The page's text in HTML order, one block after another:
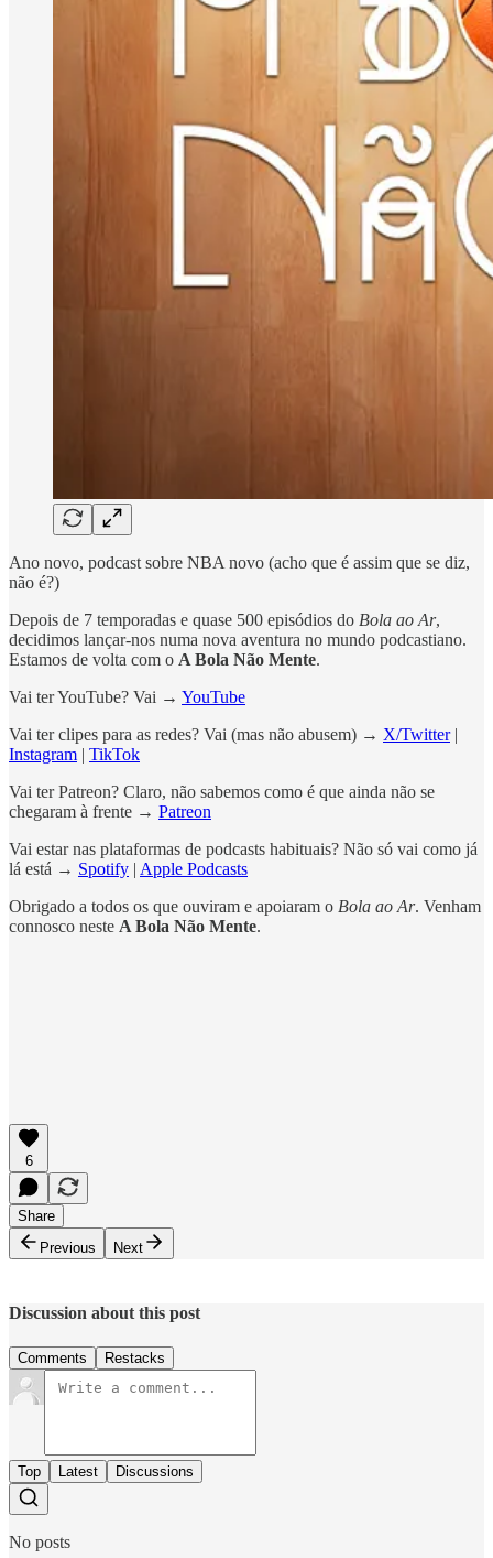
Ano novo, podcast sobre NBA novo (acho que é assim que se diz,
não é?)
Depois de 7 temporadas e quase 500 episódios do Bola ao Ar,
decidimos lançar-nos numa nova aventura no mundo podcastiano.
Estamos de volta com o A Bola Não Mente.
Vai ter YouTube? Vai → YouTube
Vai ter clipes para as redes? Vai (mas não abusem) → X/Twitter|
Instagram | TikTok
Vai ter Patreon? Claro, não sabemos como é que ainda não se
chegaram à frente → Patreon
Vai estar nas plataformas de podcasts habituais? Não só vai como já
lá está → Spotify | Apple Podcasts
Obrigado a todos os que ouviram e apoiaram o Bola ao Ar. Venham
connosco neste A Bola Não Mente.
6
Share
Previous
Next
Discussion about this post
Comments Restacks
Top Latest Discussions
No posts